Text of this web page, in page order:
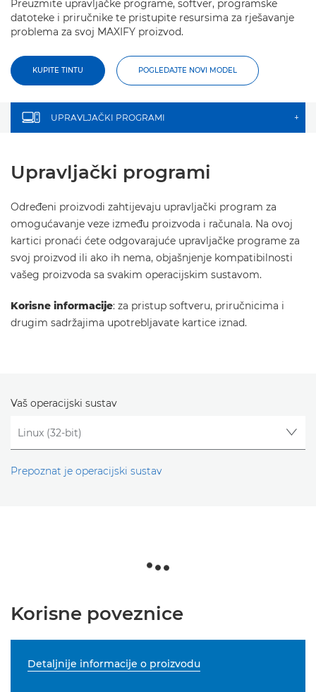
Preuzmite upravljačke programe, softver, programske
datoteke i priručnike te pristupite resursima za rješavanje
problema za svoj MAXIFY proizvod.
KUPITE TINTU POGLEDAJTE NOVI MODEL
UPRAVLJAČKI PROGRAMI +
Upravljački programi
Određeni proizvodi zahtijevaju upravljački program za
omogućavanje veze između proizvoda i računala. Na ovoj
kartici pronaći ćete odgovarajuće upravljačke programe za
svoj proizvod ili ako ih nema, objašnjenje kompatibilnosti
vašeg proizvoda sa svakim operacijskim sustavom.
Korisne informacije: za pristup softveru, priručnicima i
drugim sadržajima upotrebljavate kartice iznad.
Vaš operacijski sustav
Prepoznat je operacijski sustav
Korisne poveznice
Detaljnije informacije o proizvodu